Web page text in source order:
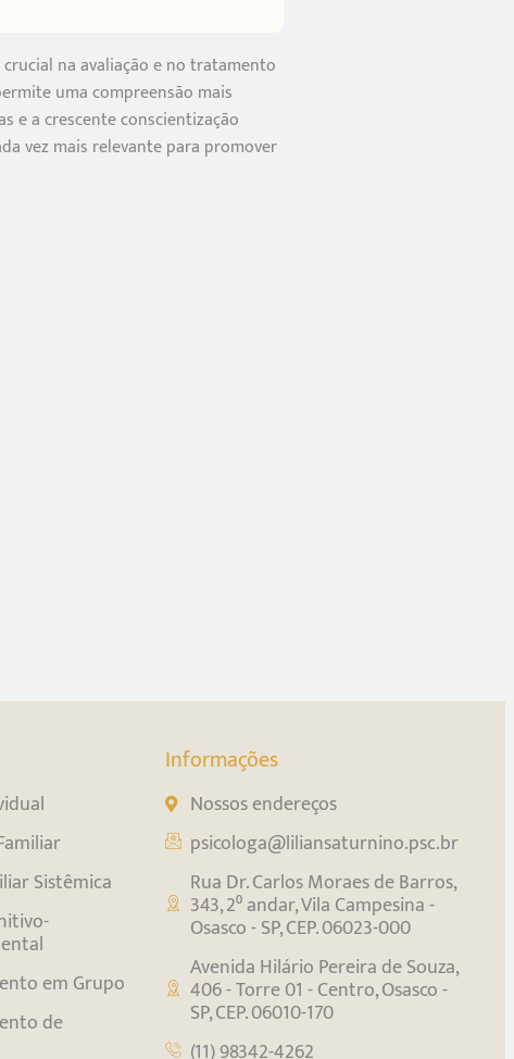
na avaliação e no tratamento
uma compreensão mais
e a crescente conscientização
vez mais relevante para promover
Sistêmica
em Grupo
de
Informações
Nossos endereços
psicologa@liliansaturnino.psc.br
Rua Dr. Carlos Moraes de Barros,
343, 2⁰ andar, Vila Campesina -
Osasco - SP, CEP. 06023-000
Avenida Hilário Pereira de Souza,
406 - Torre 01 - Centro, Osasco -
SP, CEP. 06010-170
(11) 98342-4262